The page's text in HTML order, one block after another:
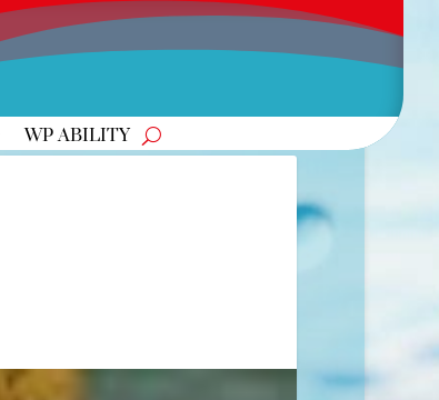
WP ABILITY